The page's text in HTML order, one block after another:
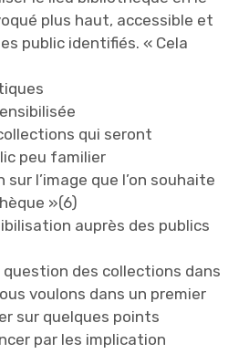
plus haut, accessible et
public identifiés. « Cela
qui seront
peu familier
l’image que l’on souhaite
»(6)
auprès des publics
question des collections dans
voulons dans un premier
sur quelques points
par les implication